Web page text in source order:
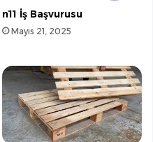
n11 İş Başvurusu
Mayıs 21, 2025